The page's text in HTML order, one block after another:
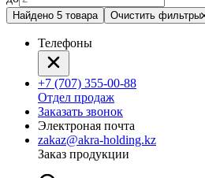
Найдено 5 товара Очистить фильтры
Телефоны
+7 (707) 355-00-88
Отдел продаж
Заказать звонок
Электроная почта
zakaz@akra-holding.kz
Заказ продукции